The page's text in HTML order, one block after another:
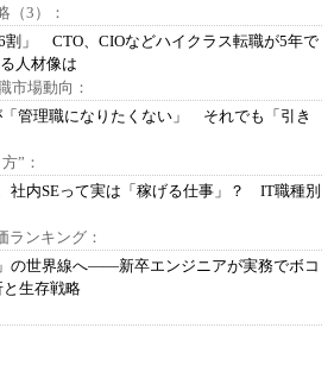
（3）：
割」 CTO、CIOなどハイクラス転職が5年で
人材像は
市場動向：
管理職になりたくない」 それでも「引き
”：
社内SEって実は「稼げる仕事」？ IT職種別
ランキング：
の世界線へ――新卒エンジニアが実務でボコ
生存戦略